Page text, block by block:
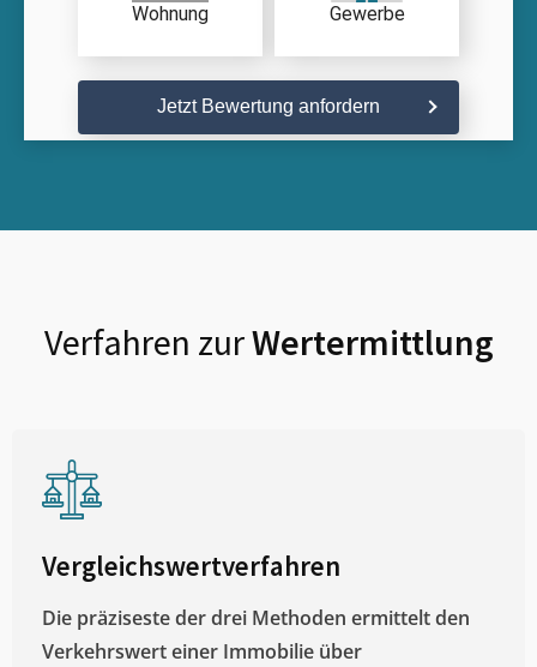
Wohnung Gewerbe
Jetzt Bewertung anfordern
Verfahren zurWertermittlung
Vergleichswertverfahren
Die präziseste der drei Methoden ermittelt den
Verkehrswert einer Immobilie über